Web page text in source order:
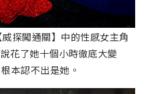
探闖通關】中的性感女主角
花了她十個小時徹底大變
本認不出是她。